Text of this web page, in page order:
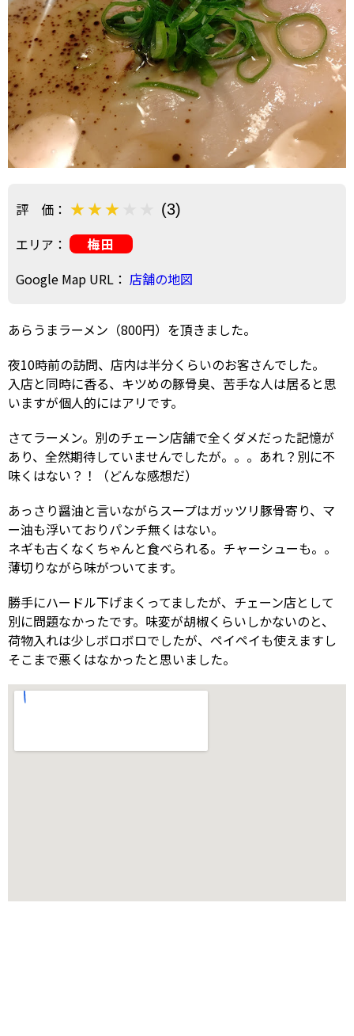
評 価： (3)
エリア：
梅田
Google Map URL： 店舗の地図
あらうまラーメン（800円）を頂きました。
夜10時前の訪問、店内は半分くらいのお客さんでした。
入店と同時に香る、キツめの豚骨臭、苦手な人は居ると思
いますが個人的にはアリです。
さてラーメン。別のチェーン店舗で全くダメだった記憶が
あり、全然期待していませんでしたが。。。あれ？別に不
味くはない？！（どんな感想だ）
あっさり醤油と言いながらスープはガッツリ豚骨寄り、マ
ー油も浮いておりパンチ無くはない。
ネギも古くなくちゃんと食べられる。チャーシューも。。
薄切りながら味がついてます。
勝手にハードル下げまくってましたが、チェーン店として
別に問題なかったです。味変が胡椒くらいしかないのと、
荷物入れは少しボロボロでしたが、ペイペイも使えますし
そこまで悪くはなかったと思いました。